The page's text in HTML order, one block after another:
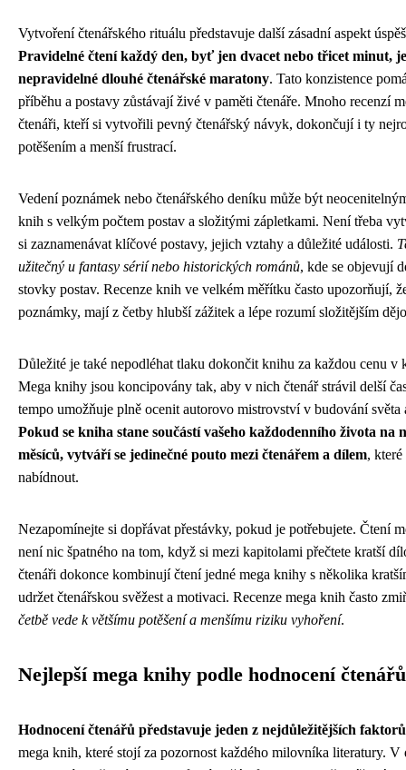
Vytvoření čtenářského rituálu představuje další zásadní aspekt
Pravidelné čtení každý den, byť jen dvacet nebo třicet minut,
nepravidelné dlouhé čtenářské maratony. Tato konzistence
příběhu a postavy zůstávají živé v paměti čtenáře. Mnoho recenzí
čtenáři, kteří si vytvořili pevný čtenářský návyk, dokončují i ty
potěšením a menší frustrací.
Vedení poznámek nebo čtenářského deníku může být
knih s velkým počtem postav a složitými zápletkami. Není třeba
si zaznamenávat klíčové postavy, jejich vztahy a důležité události.
užitečný u fantasy sérií nebo historických románů, kde se objevují
stovky postav. Recenze knih ve velkém měřítku často upozorňují,
poznámky, mají z četby hlubší zážitek a lépe rozumí složitějším
Důležité je také nepodléhat tlaku dokončit knihu za každou cenu v
Mega knihy jsou koncipovány tak, aby v nich čtenář strávil delší
tempo umožňuje plně ocenit autorovo mistrovství v budování světa
Pokud se kniha stane součástí vašeho každodenního života na
měsíců, vytváří se jedinečné pouto mezi čtenářem a dílem,
nabídnout.
Nezapomínejte si dopřávat přestávky, pokud je potřebujete. Čtení
není nic špatného na tom, když si mezi kapitolami přečtete kratší
čtenáři dokonce kombinují čtení jedné mega knihy s několika
udržet čtenářskou svěžest a motivaci. Recenze mega knih často
četbě vede k většímu potěšení a menšímu riziku vyhoření.
Nejlepší mega knihy podle hodnocení čtenářů
Hodnocení čtenářů představuje jeden z nejdůležitějších faktorů
mega knih, které stojí za pozornost každého milovníka literatury. V